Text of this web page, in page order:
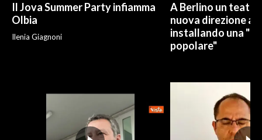
Il Jova Summer Party infiamma
Olbia
Ilenia Giagnoni
A Berlino un
nuova direzione
installando una
popolare"